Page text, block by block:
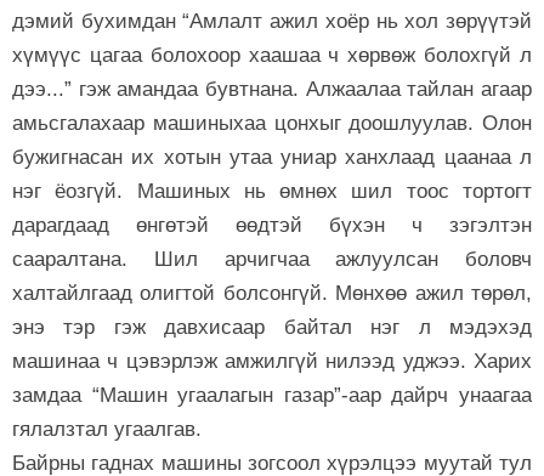
дэмий бухимдан “Амлалт ажил хоёр нь хол зөрүүтэй
хүмүүс цагаа болохоор хаашаа ч хөрвөж болохгүй л
дээ...” гэж амандаа бувтнана. Алжаалаа тайлан агаар
амьсгалахаар машиныхаа цонхыг доошлуулав. Олон
бужигнасан их хотын утаа униар ханхлаад цаанаа л
нэг ёозгүй. Машиных нь өмнөх шил тоос тортогт
дарагдаад өнгөтэй өөдтэй бүхэн ч зэгэлтэн
сааралтана. Шил арчигчаа ажлуулсан боловч
халтайлгаад олигтой болсонгүй. Мөнхөө ажил төрөл,
энэ тэр гэж давхисаар байтал нэг л мэдэхэд
машинаа ч цэвэрлэж амжилгүй нилээд уджээ. Харих
замдаа “Машин угаалагын газар”-аар дайрч унаагаа
гялалзтал угаалгав.
Байрны гаднах машины зогсоол хүрэлцээ муутай тул